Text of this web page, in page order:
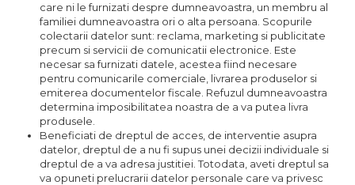
care ni le furnizati despre dumneavoastra, un membru al
familiei dumneavoastra ori o alta persoana. Scopurile
colectarii datelor sunt: reclama, marketing si publicitate
precum si servicii de comunicatii electronice. Este
necesar sa furnizati datele, acestea fiind necesare
pentru comunicarile comerciale, livrarea produselor si
emiterea documentelor fiscale. Refuzul dumneavoastra
determina imposibilitatea noastra de a va putea livra
produsele.
Beneficiati de dreptul de acces, de interventie asupra
datelor, dreptul de a nu fi supus unei decizii individuale si
dreptul de a va adresa justitiei. Totodata, aveti dreptul sa
va opuneti prelucrarii datelor personale care va privesc